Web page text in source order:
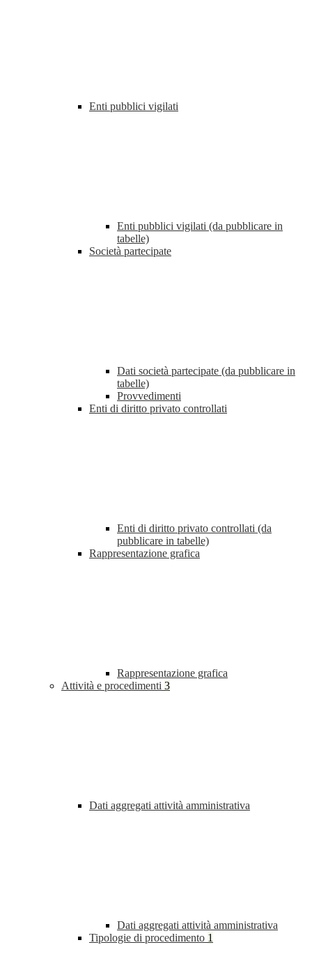
Enti pubblici vigilati
Enti pubblici vigilati (da pubblicare in
tabelle)
Società partecipate
Dati società partecipate (da pubblicare in
tabelle)
Provvedimenti
Enti di diritto privato controllati
Enti di diritto privato controllati (da
pubblicare in tabelle)
Rappresentazione grafica
Rappresentazione grafica
Attività e procedimenti 3
Dati aggregati attività amministrativa
Dati aggregati attività amministrativa
Tipologie di procedimento 1